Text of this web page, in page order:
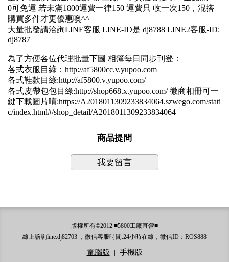
0可免運 若未滿1800運費一律150 運費只 收一次150，混搭
購買多件才更優惠噢^^
大量批發請洽詢LINE客服 LINE-ID是 dj8788 LINE2客服-ID:
dj8787
為了方便各位代理批量下圖 相簿每日同步刊登：
各式衣服目綠：http://af5800cc.v.yupoo.com
各式鞋款目綠:http://af5800.v.yupoo.com/
各式皮帶包包目綠:http://shop668.x.yupoo.com/ 微商相冊可一
鍵下載圖片唷:https://A2018011309233834064.szwego.com/stati
c/index.html#/shop_detail/A2018011309233834064
商品提問
我要留言
版權所有©2012 ■5800工廠直營■
線上諮詢line:dj82703 ，微信客服時間:24小時在線，微信ID：ROS888
電腦版 | 手機版